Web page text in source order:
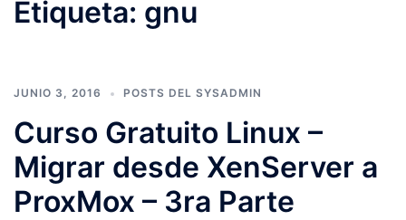
Etiqueta: gnu
JUNIO 3, 2016 POSTS DEL SYSADMIN
Curso Gratuito Linux –
Migrar desde XenServer a
ProxMox – 3ra Parte